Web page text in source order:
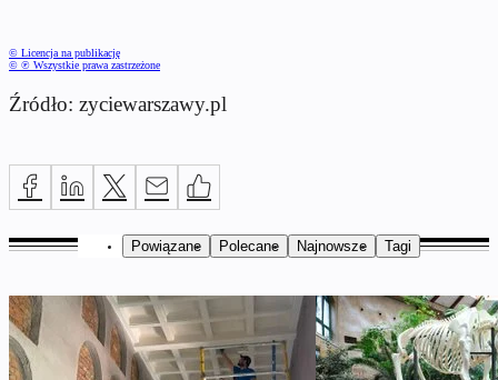
© Licencja na publikację
© ℗ Wszystkie prawa zastrzeżone
Źródło: zyciewarszawy.pl
Powiązane Polecane Najnowsze Tagi